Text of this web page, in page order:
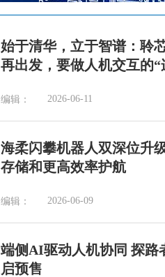
始于清华，立于智谱：聆
再出发，要做人机交互的“
编辑： 2026-06-11
海柔闪攀机器人双深位升
存储和更高效率护航
编辑： 2026-06-09
端侧AI驱动人机协同 探路
启预售